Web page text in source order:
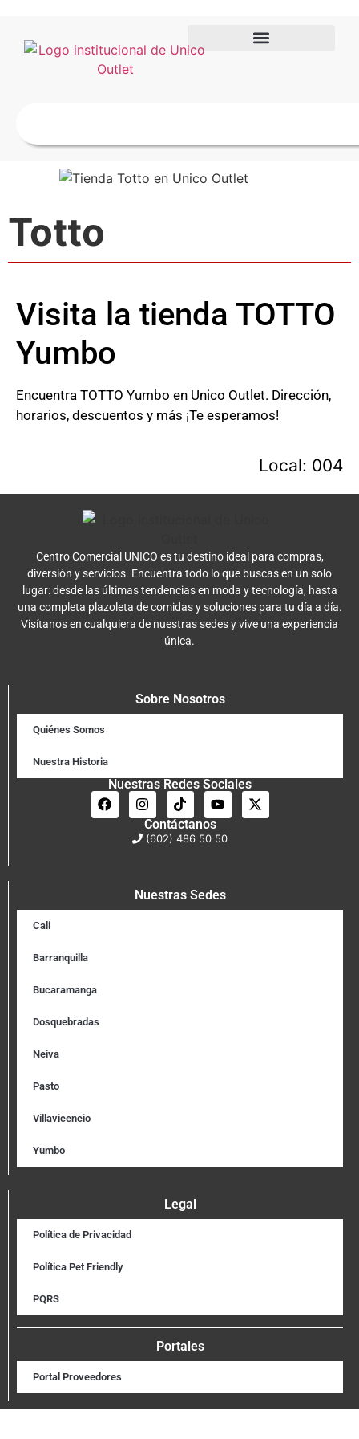
Totto
Visita la tienda TOTTO
Yumbo
Encuentra TOTTO Yumbo en Unico Outlet. Dirección,
horarios, descuentos y más ¡Te esperamos!
Local: 004
Centro Comercial UNICO es tu destino ideal para compras,
diversión y servicios. Encuentra todo lo que buscas en un solo
lugar: desde las últimas tendencias en moda y tecnología, hasta
una completa plazoleta de comidas y soluciones para tu día a día.
Visítanos en cualquiera de nuestras sedes y vive una experiencia
única.
Sobre Nosotros
Quiénes Somos
Nuestra Historia
Nuestras Redes Sociales
Contáctanos
(602) 486 50 50
Nuestras Sedes
Cali
Barranquilla
Bucaramanga
Dosquebradas
Neiva
Pasto
Villavicencio
Yumbo
Legal
Política de Privacidad
Política Pet Friendly
PQRS
Portales
Portal Proveedores